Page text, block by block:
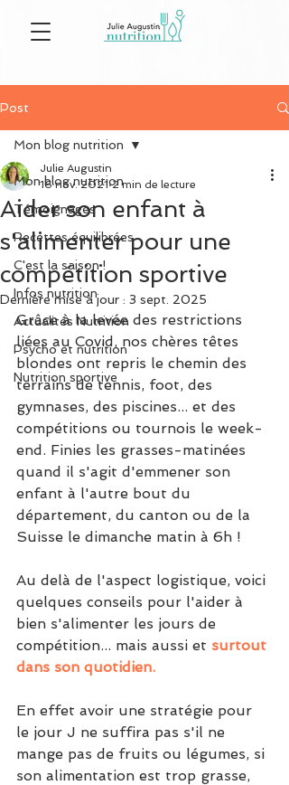
Post
Mon blog nutrition
Témoignages
Recettes équilibrées
C'est la saison !
Infos nutrition
Actualités Nutrition
Psycho et nutrition
Nutrition sportive
Mon blog nutrition
Aider son enfant à
s'alimenter pour une
compétition sportive
Julie Augustin
16 nov. 2021 2 min de lecture
Dernière mise à jour : 3 sept. 2025
Grâce à la levée des restrictions
liées au Covid, nos chères têtes
blondes ont repris le chemin des
terrains de tennis, foot, des
gymnases, des piscines... et des
compétitions ou tournois le week-
end. Finies les grasses-matinées
quand il s'agit d'emmener son
enfant à l'autre bout du
département, du canton ou de la
Suisse le dimanche matin à 6h !
Au delà de l'aspect logistique, voici
quelques conseils pour l'aider à
bien s'alimenter les jours de
compétition... mais aussi et surtout
dans son quotidien.
En effet avoir une stratégie pour
le jour J ne suffira pas s'il ne
mange pas de fruits ou légumes, si
son alimentation est trop grasse,